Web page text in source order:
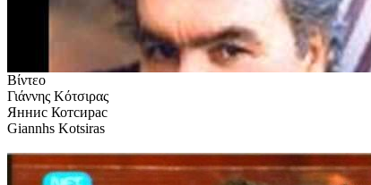
Βίντεο
Γιάννης Κότσιρας
Яннис Котсирас
Giannhs Kotsiras